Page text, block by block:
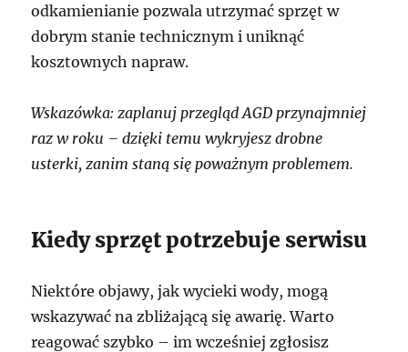
odkamienianie pozwala utrzymać sprzęt w
dobrym stanie technicznym i uniknąć
kosztownych napraw.
Wskazówka: zaplanuj przegląd AGD przynajmniej
raz w roku – dzięki temu wykryjesz drobne
usterki, zanim staną się poważnym problemem.
Kiedy sprzęt potrzebuje serwisu
Niektóre objawy, jak wycieki wody, mogą
wskazywać na zbliżającą się awarię. Warto
reagować szybko – im wcześniej zgłosisz